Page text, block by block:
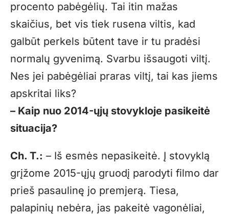
procento pabėgėlių. Tai itin mažas
skaičius, bet vis tiek rusena viltis, kad
galbūt perkels būtent tave ir tu pradėsi
normalų gyvenimą. Svarbu išsaugoti viltį.
Nes jei pabėgėliai praras viltį, tai kas jiems
apskritai liks?
– Kaip nuo 2014-ųjų stovykloje pasikeitė
situacija?
Ch. T.: – Iš esmės nepasikeitė. Į stovyklą
grįžome 2015-ųjų gruodį parodyti filmo dar
prieš pasaulinę jo premjerą. Tiesa,
palapinių nebėra, jas pakeitė vagonėliai,